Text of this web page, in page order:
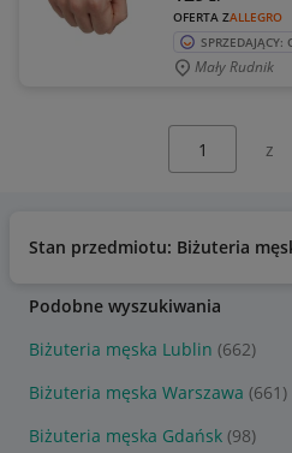
OFERTA ZALLEGRO
SPRZEDAJĄCY:
Mały Rudnik
Stan przedmiotu: Biżuteria
Podobne wyszukiwania
Biżuteria męska Lublin (662)
Biżuteria męska Warszawa (661)
Biżuteria męska Gdańsk (98)